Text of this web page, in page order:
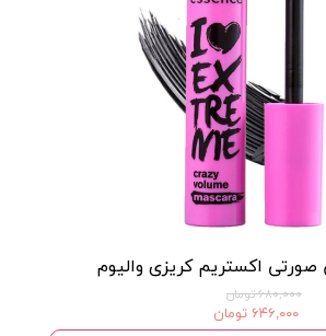
اکستریم کریزی والیوم
۶۸۰,۰۰۰ تومان
۶۴۶,۰۰۰ تومان